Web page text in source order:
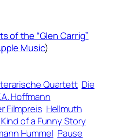
of the “Glen Carrig”
Music)
Quartett Die
Hoffmann
Filmpreis Hellmuth
Kind of a Funny Story
Hummel Pause